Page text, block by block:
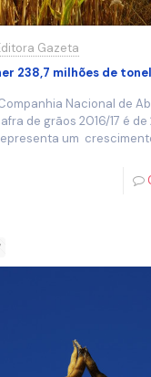
Gazeta
238,7 milhões de
Nacional de
de grãos 2016/17 é de
um